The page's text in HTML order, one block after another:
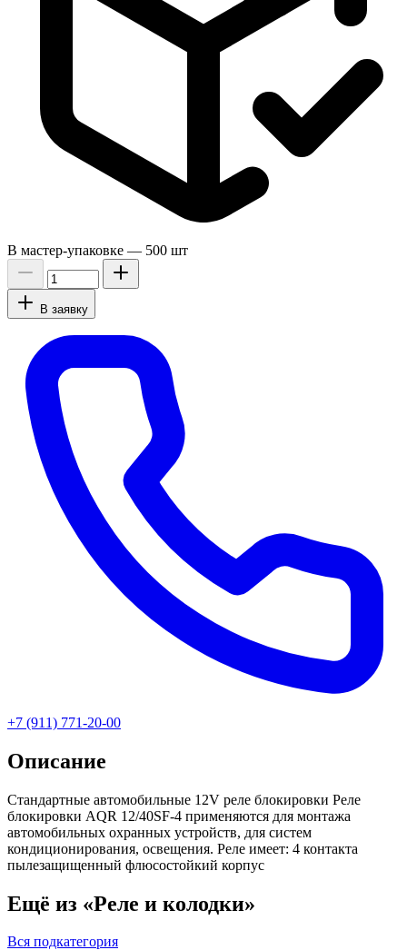
В мастер-упаковке — 500 шт
В заявку
+7 (911) 771-20-00
Описание
Стандартные автомобильные 12V реле блокировки Реле
блокировки AQR 12/40SF-4 применяются для монтажа
автомобильных охранных устройств, для систем
кондиционирования, освещения. Реле имеет: 4 контакта
пылезащищенный флюсостойкий корпус
Ещё из «Реле и колодки»
Вся подкатегория